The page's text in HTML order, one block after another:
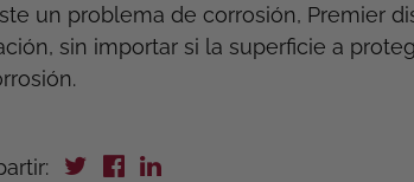
un problema de corrosión, Premier
sin importar si la superficie a